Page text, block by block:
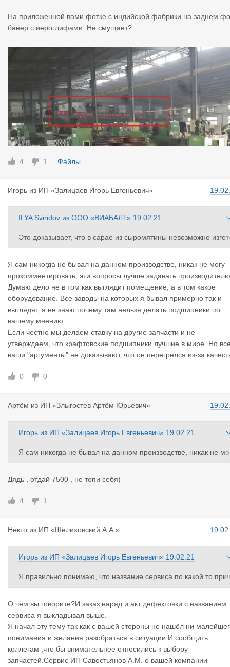
На приложенной вами фотке с индийской фабрики на заднем
банер с иероглифами. Не смущает?
4 1 Файлы
Игорь из ИП «Залицаев Игорь Евгеньевич»
ILYA Sviridov из ООО «ВИАБАЛТ» 19.02.21
Это доказывает, что в сарае из сыромятины невозможно
вить ступичный подшипник автомобиля
На приложенной вами фотке с индийской фабрики на заднем
фоне банер с иероглифами. Не смущает?
Я сам никогда не бывал на данном производстве, никак не могу
прокомментировать, эти вопросы лучше задавать
Думаю дело не в том как выглядит помещение, а в том какое
оборудование. Все заводы на которых я бывал примерно так и
выглядят, я не знаю почему там нельзя делать подшипники по
вашему мнению.
Если честно мы делаем ставку на другие запчасти и не
утверждаем, что крафтовские подшипники лучшие в мире. Но
ваши "аргументы" не доказывают, что он перегрелся из-за
0 0
Артём из ИП «Злыгостев Артём Юрьевич»
Игорь из ИП «Залицаев Игорь Евгеньевич» 19.02.21
Я сам никогда не бывал на данном производстве, никак не
кое оборудование. Все заводы на которых я бывал примерно
ак и выглядят, я не знаю почему там нельзя делать
даем, что крафтовские подшипники лучшие в мире. Но все ва
ва.
Дядь , отдай 7500 , не топи себя)
4 1
Некто из ИП «Шелиховский А.А.»
Игорь из ИП «Залицаев Игорь Евгеньевич» 19.02.21
Я правильно понимаю, что название сервиса по какой то прич
ине скрывается?
О чём вы говорите?И заказ наряд и акт дефектовки с названием
сервиса я выкладывал выше.
Я начал эту тему так как с вашей стороны не нашёл ни
понимания и желания разобраться в ситуации.И сообщить
коллегам ,что бы внимательнее относились к выбору
запчастей.Сервис ИП Савостьянов А.М. о вашей компании